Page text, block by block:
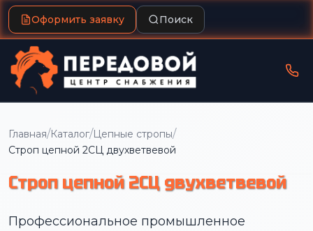
Оформить заявку Поиск
Главная/Каталог/Цепные стропы/
Строп цепной 2СЦ двухветвевой
Строп цепной 2СЦ двухветвевой
Профессиональное промышленное